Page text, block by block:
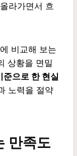
라가면서 흐
비교해 보는
상황을 면밀
준으로 한 현실
노력을 절약
만족도